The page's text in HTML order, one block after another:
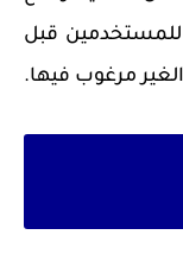
قبل
مرغوب فيها.